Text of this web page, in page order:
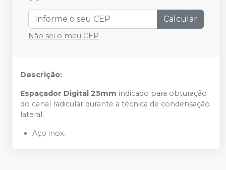
Calcular
Não sei o meu CEP
Descrição:
Espaçador Digital 25mm indicado para obturação
do canal radicular durante a técnica de condensação
lateral.
Aço inox.